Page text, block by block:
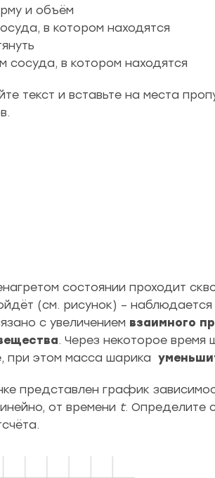
и объём
в котором находятся
сосуда, в котором находятся
текст и вставьте на места
состоянии проходит
(см. рисунок) – наблюдается
с увеличением взаимного
. Через некоторое время
при этом масса шарика
представлен график
от времени t. Определите